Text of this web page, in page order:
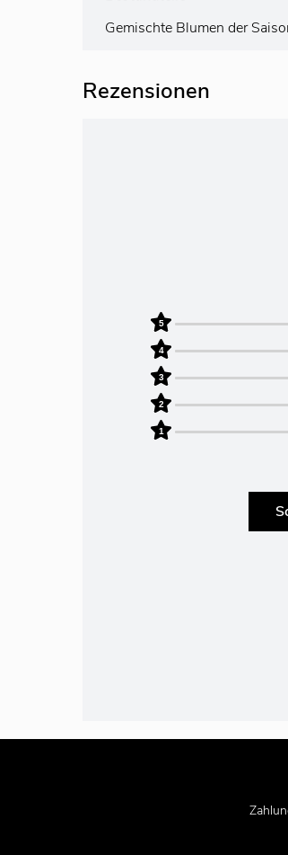
Gemischte Blumen der
Rezensionen
5
4
3
2
1